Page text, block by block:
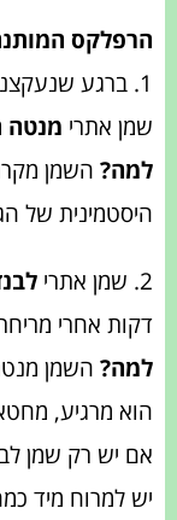
הרפלקס
1. ברגע
שמן אתרי מנטה
למה? השמן
היסטמינית של
2. שמן אתרי
דקות אחרי
למה? השמן
הוא מרגיע,
אם יש רק שמן
יש למרוח מיד